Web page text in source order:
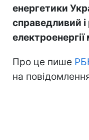
енергетики
справедливий і
Про це пише
на